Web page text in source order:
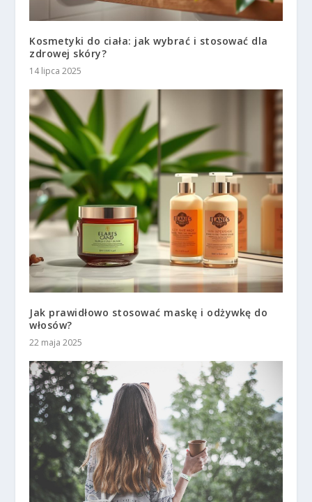
Kosmetyki do ciała: jak wybrać i stosować dla
zdrowej skóry?
14 lipca 2025
Jak prawidłowo stosować maskę i odżywkę do
włosów?
22 maja 2025